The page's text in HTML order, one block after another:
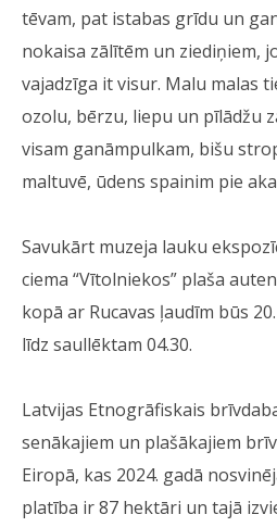
tēvam, pat istabas grīdu un
nokaisa zālītēm un ziediņiem,
vajadzīga it visur. Malu malas
ozolu, bērzu, liepu un pīlādžu
visam ganāmpulkam, bišu
maltuvē, ūdens spainim pie
Savukārt muzeja lauku
ciema “Vītolniekos” plaša
kopā ar Rucavas ļaudīm būs
līdz saullēktam 04.30.
Latvijas Etnogrāfiskais
senākajiem un plašākajiem
Eiropā, kas 2024. gadā
platība ir 87 hektāri un tajā